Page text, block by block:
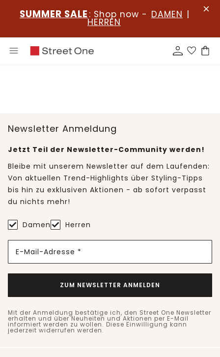
SUMMER SALE : Shop now - DAMEN |
HERREN
Newsletter Anmeldung
Jetzt Teil der Newsletter-Community werden!
Bleibe mit unserem Newsletter auf dem Laufenden:
Von aktuellen Trend-Highlights über Styling-Tipps
bis hin zu exklusiven Aktionen - ab sofort verpasst
du nichts mehr!
Damen Herren
E-Mail-Adresse *
ZUM NEWSLETTER ANMELDEN
Mit der Anmeldung bestätige ich, den Street One Newsletter
erhalten und über Neuheiten und Aktionen per E-Mail
informiert werden zu wollen. Diese Einwilligung kann
jederzeit widerrufen werden.